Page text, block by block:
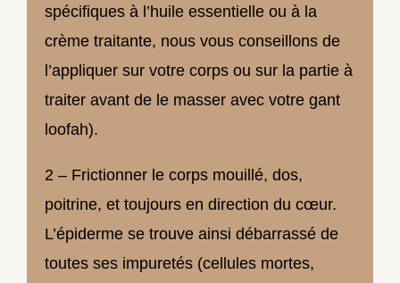
spécifiques à l’huile essentielle ou à la
crème traitante, nous vous conseillons de
l’appliquer sur votre corps ou sur la partie à
traiter avant de le masser avec votre gant
loofah).
2 – Frictionner le corps mouillé, dos,
poitrine, et toujours en direction du cœur.
L’épiderme se trouve ainsi débarrassé de
toutes ses impuretés (cellules mortes,